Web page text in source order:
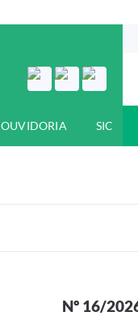
OUVIDORIA SIC
Nº 16/